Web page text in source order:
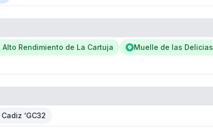
Rendimiento de La Cartuja Muelle de las Delicias
‘GC32